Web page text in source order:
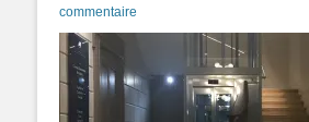
le
commentaire